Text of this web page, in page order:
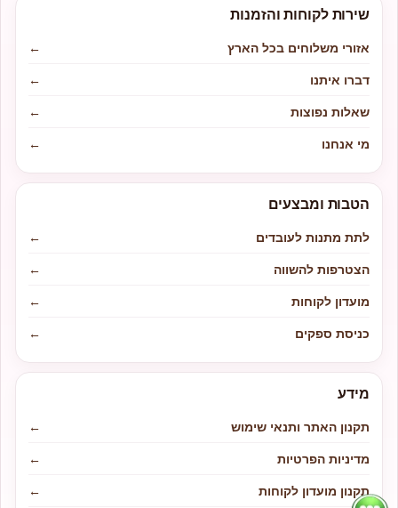
שירות לקוחות והזמנות
אזורי משלוחים בכל הארץ
←
דברו איתנו
←
שאלות נפוצות
←
מי אנחנו
←
הטבות ומבצעים
לתת מתנות לעובדים
←
הצטרפות להשווה
←
מועדון לקוחות
←
כניסת ספקים
←
מידע
תקנון האתר ותנאי שימוש
←
מדיניות הפרטיות
←
תקנון מועדון לקוחות
←